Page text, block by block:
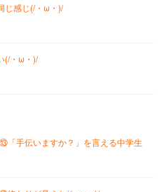
じ感じ(/・ω・)/
(/・ω・)/
手伝いますか？」を言える中学生